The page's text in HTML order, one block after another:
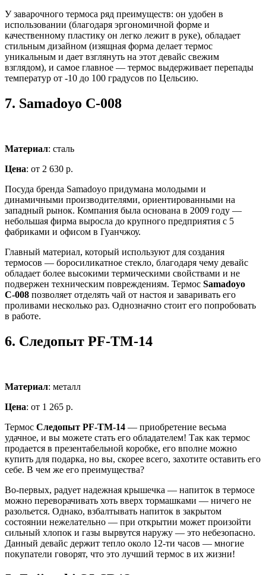
У заварочного термоса ряд преимуществ: он удобен в
использовании (благодаря эргономичной форме и
качественному пластику он легко лежит в руке), обладает
стильным дизайном (изящная форма делает термос
уникальным и дает взглянуть на этот девайс свежим
взглядом), и самое главное — термос выдерживает перепады
температур от -10 до 100 градусов по Цельсию.
7. Samadoyo С-008
Материал: сталь
Цена: от 2 630 р.
Посуда бренда Samadoyo придумана молодыми и
динамичными производителями, ориентированными на
западный рынок. Компания была основана в 2009 году —
небольшая фирма выросла до крупного предприятия с 5
фабриками и офисом в Гуанчжоу.
Главный материал, который используют для создания
термосов — боросиликатное стекло, благодаря чему девайс
обладает более высокими термическими свойствами и не
подвержен техническим повреждениям. Термос Samadoyo
С-008 позволяет отделять чай от настоя и заваривать его
проливами несколько раз. Однозначно стоит его попробовать
в работе.
6. Следопыт PF-TM-14
Материал: металл
Цена: от 1 265 р.
Термос Следопыт PF-TM-14 — приобретение весьма
удачное, и вы можете стать его обладателем! Так как термос
продается в презентабельной коробке, его вполне можно
купить для подарка, но вы, скорее всего, захотите оставить его
себе. В чем же его преимущества?
Во-первых, радует надежная крышечка — напиток в термосе
можно переворачивать хоть вверх тормашками — ничего не
разольется. Однако, взбалтывать напиток в закрытом
состоянии нежелательно — при открытии может произойти
сильный хлопок и газы вырвутся наружу — это небезопасно.
Данный девайс держит тепло около 12-ти часов — многие
покупатели говорят, что это лучший термос в их жизни!